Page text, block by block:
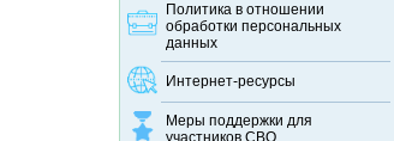
Политика в отношении
обработки персональных
данных
Интернет-ресурсы
Меры поддержки для
участников СВО